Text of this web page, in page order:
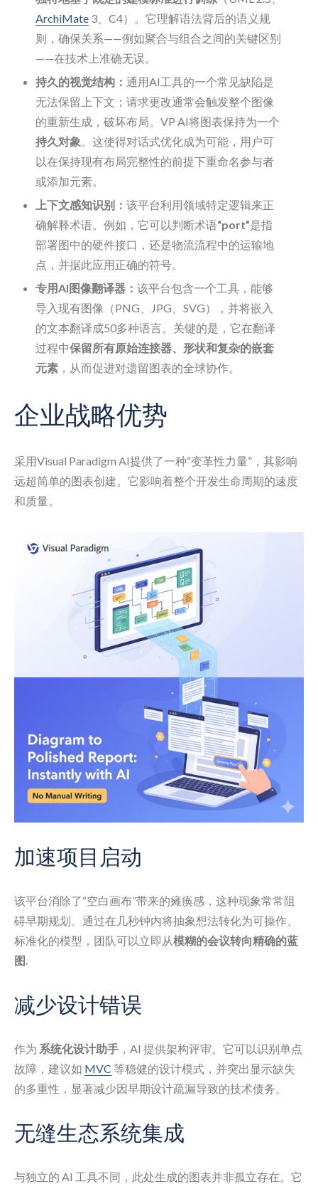
ArchiMate 3、C4）。它理解语法背后的语义规
则，确保关系——例如聚合与组合之间的关键区别
——在技术上准确无误。
持久的视觉结构： 通用AI工具的一个常见缺陷是
无法保留上下文；请求更改通常会触发整个图像
的重新生成，破坏布局。VP AI将图表保持为一个
持久对象
。这使得对话式优化成为可能，用户可
以在保持现有布局完整性的前提下重命名参与者
或添加元素。
上下文感知识别： 该平台利用领域特定逻辑来正
确解释术语。例如，它可以判断术语“port”是指
部署图中的硬件接口，还是物流流程中的运输地
点，并据此应用正确的符号。
专用AI图像翻译器： 该平台包含一个工具，能够
导入现有图像（PNG、JPG、SVG），并将嵌入
的文本翻译成50多种语言。关键的是，它在翻译
过程中保留所有原始连接器、形状和复杂的嵌套
元素 ，从而促进对遗留图表的全球协作。
企业战略优势
采用Visual Paradigm AI提供了一种“变革性力量”，其影响
远超简单的图表创建。它影响着整个开发生命周期的速度
和质量。
加速项目启动
该平台消除了“空白画布”带来的瘫痪感，这种现象常常阻
碍早期规划。通过在几秒钟内将抽象想法转化为可操作、
标准化的模型，团队可以立即从模糊的会议转向精确的蓝
图
减少设计错误
作为 系统化设计助手 ，AI 提供架构评审。它可以识别单点
故障，建议如 MVC 等稳健的设计模式，并突出显示缺失
的多重性，显著减少因早期设计疏漏导致的技术债务。
无缝生态系统集成
与独立的 AI 工具不同，此处生成的图表并非孤立存在。它